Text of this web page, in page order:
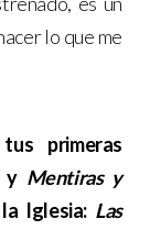
lo que me
primeras
y Mentiras y
Iglesia: Las